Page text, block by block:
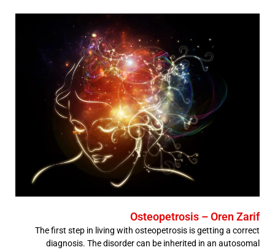
Osteopetrosis – Oren Zarif
The first step in living with osteopetrosis is getting a correct
diagnosis. The disorder can be inherited in an autosomal